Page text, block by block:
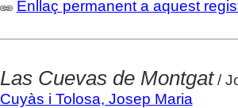
Enllaç permanent a aquest
Las Cuevas de Montgat/
Cuyàs i Tolosa, Josep Maria